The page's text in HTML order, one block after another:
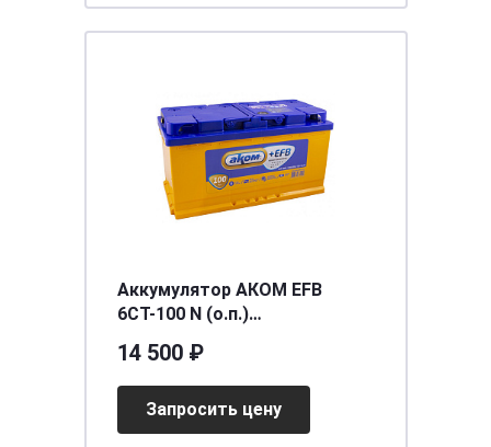
Аккумулятор АКОМ EFB
6СТ-100 N (о.п.)
14 500 ₽
Запросить цену